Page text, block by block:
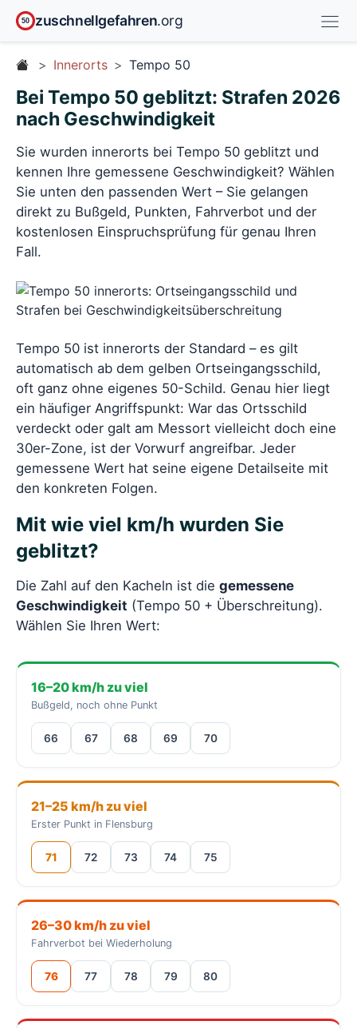
50 zuschnellgefahren.org
Innerorts Tempo 50
Bei Tempo 50 geblitzt: Strafen 2026
nach Geschwindigkeit
Sie wurden innerorts bei Tempo 50 geblitzt und
kennen Ihre gemessene Geschwindigkeit? Wählen
Sie unten den passenden Wert – Sie gelangen
direkt zu Bußgeld, Punkten, Fahrverbot und der
kostenlosen Einspruchsprüfung für genau Ihren
Fall.
Tempo 50 ist innerorts der Standard – es gilt
automatisch ab dem gelben Ortseingangsschild,
oft ganz ohne eigenes 50-Schild. Genau hier liegt
ein häufiger Angriffspunkt: War das Ortsschild
verdeckt oder galt am Messort vielleicht doch eine
30er-Zone, ist der Vorwurf angreifbar. Jeder
gemessene Wert hat seine eigene Detailseite mit
den konkreten Folgen.
Mit wie viel km/h wurden Sie
geblitzt?
Die Zahl auf den Kacheln ist die gemessene
Geschwindigkeit (Tempo 50 + Überschreitung).
Wählen Sie Ihren Wert:
16–20 km/h zu viel
Bußgeld, noch ohne Punkt
66 67 68 69 70
21–25 km/h zu viel
Erster Punkt in Flensburg
71 72 73 74 75
26–30 km/h zu viel
Fahrverbot bei Wiederholung
76 77 78 79 80